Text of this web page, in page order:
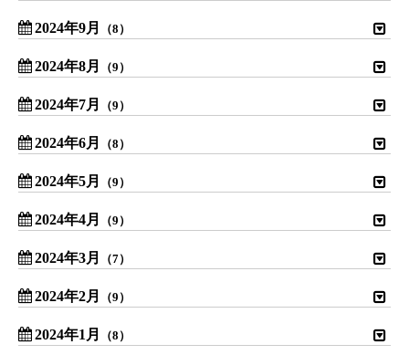
2024年9月 （8）
2024年8月 （9）
2024年7月 （9）
2024年6月 （8）
2024年5月 （9）
2024年4月 （9）
2024年3月 （7）
2024年2月 （9）
2024年1月 （8）